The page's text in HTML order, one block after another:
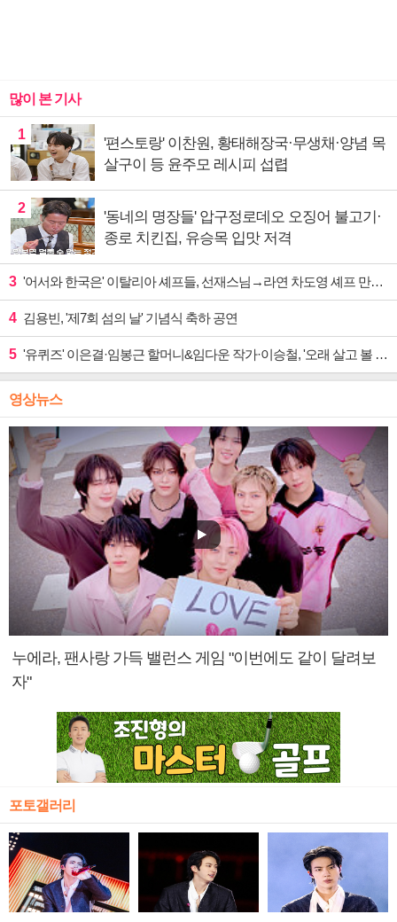
많이 본 기사
1
'편스토랑' 이찬원, 황태해장국·무생채·양념 목
살구이 등 윤주모 레시피 섭렵
2
'동네의 명장들' 압구정로데오 오징어 불고기·
종로 치킨집, 유승목 입맛 저격
3 '어서와 한국은' 이탈리아 셰프들, 선재스님→라연 차도영 셰프 만난다
4 김용빈, '제7회 섬의 날' 기념식 축하 공연
5 '유퀴즈' 이은결·임봉근 할머니&임다운 작가·이승철, '오래 살고 볼 일' 특집 출격
영상뉴스
누에라, 팬사랑 가득 밸런스 게임 "이번에도 같이 달려보
자"
포토갤러리